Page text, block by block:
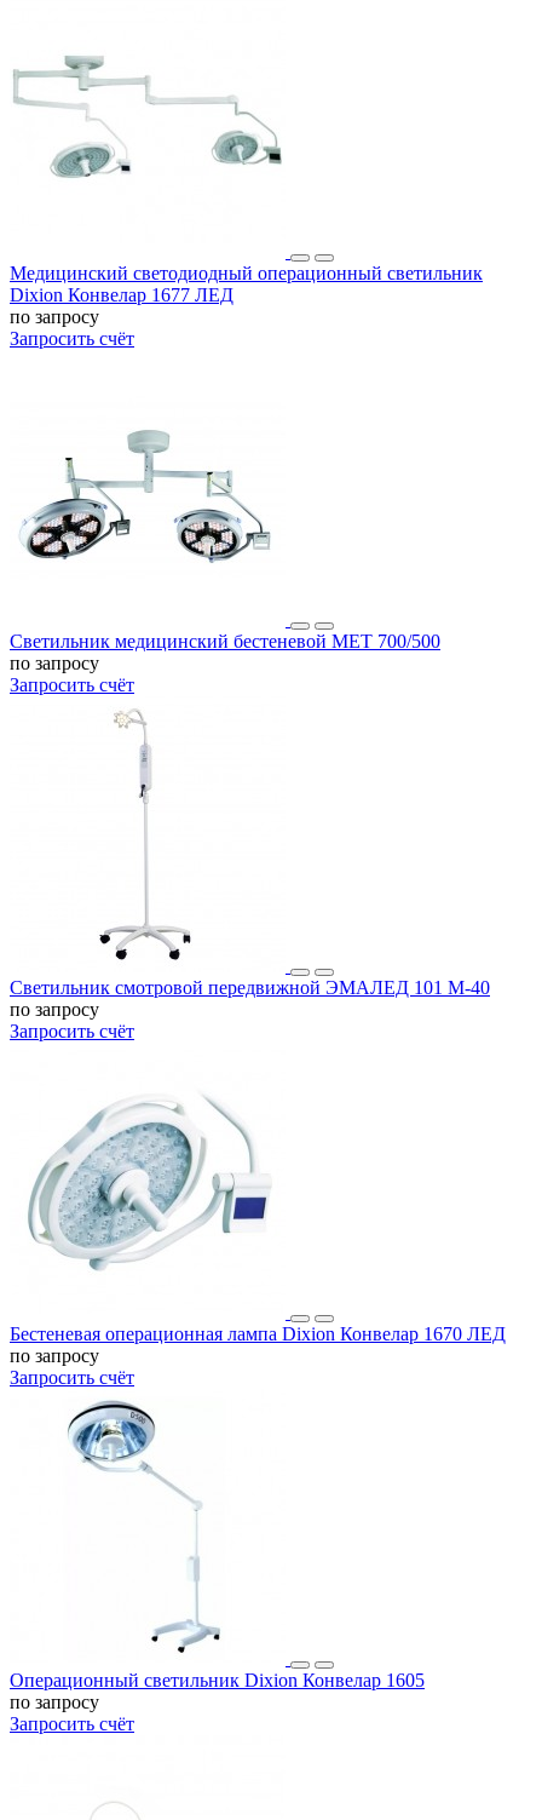
Медицинский светодиодный операционный светильник
Dixion Конвелар 1677 ЛЕД
по запросу
Запросить счёт
Светильник медицинский бестеневой МЕТ 700/500
по запросу
Запросить счёт
Светильник смотровой передвижной ЭМАЛЕД 101 М-40
по запросу
Запросить счёт
Бестеневая операционная лампа Dixion Конвелар 1670 ЛЕД
по запросу
Запросить счёт
Операционный светильник Dixion Конвелар 1605
по запросу
Запросить счёт